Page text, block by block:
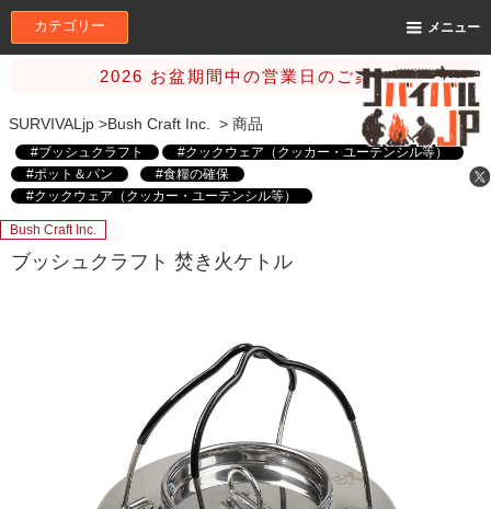
カテゴリー メニュー
2026 お盆期間中の営業日のご案内
SURVIVALjp >Bush Craft Inc. > 商品
#ブッシュクラフト
#クックウェア（クッカー・ユーテンシル等）
#ポット＆パン
#食糧の確保
#クックウェア（クッカー・ユーテンシル等）
#Bush Craft Inc.（ブッシュクラフト株式会社）
Bush Craft Inc.
ブッシュクラフト 焚き火ケトル